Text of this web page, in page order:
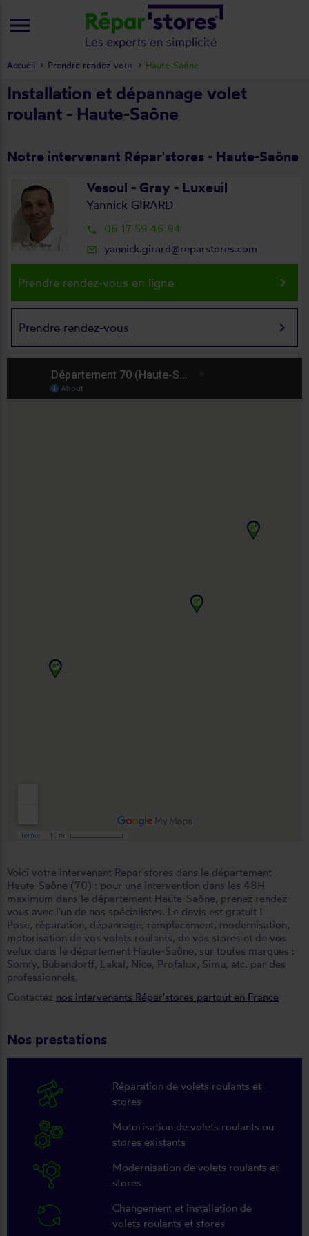
Installation et dépannage volet
roulant - Haute-Saône
Notre intervenant Répar'stores - Haute-Saône
Vesoul - Gray - Luxeuil
Yannick GIRARD
local_phone 06 17 59 46 94
mail_outline yannick.girard@reparstores.com
Prendre rendez-vous en ligne keyboard_arrow_right
Prendre rendez-vous keyboard_arrow_right
Voici votre intervenant Repar'stores dans le département
Haute-Saône (70) : pour une intervention dans les 48H
maximum dans le département Haute-Saône, prenez rendez-
vous avec l'un de nos spécialistes. Le devis est gratuit !
Pose, réparation, dépannage, remplacement, modernisation,
motorisation de vos volets roulants, de vos stores et de vos
velux dans le département Haute-Saône, sur toutes marques :
Somfy, Bubendorff, Lakal, Nice, Profalux, Simu, etc. par des
professionnels.
Contactez nos intervenants Répar'stores partout en France
Nos prestations
Réparation de volets roulants et
stores
Motorisation de volets roulants ou
stores existants
Modernisation de volets roulants et
stores
Changement et installation de
volets roulants et stores
Accueil Prendre rendez-vous Haute-Saône
menu